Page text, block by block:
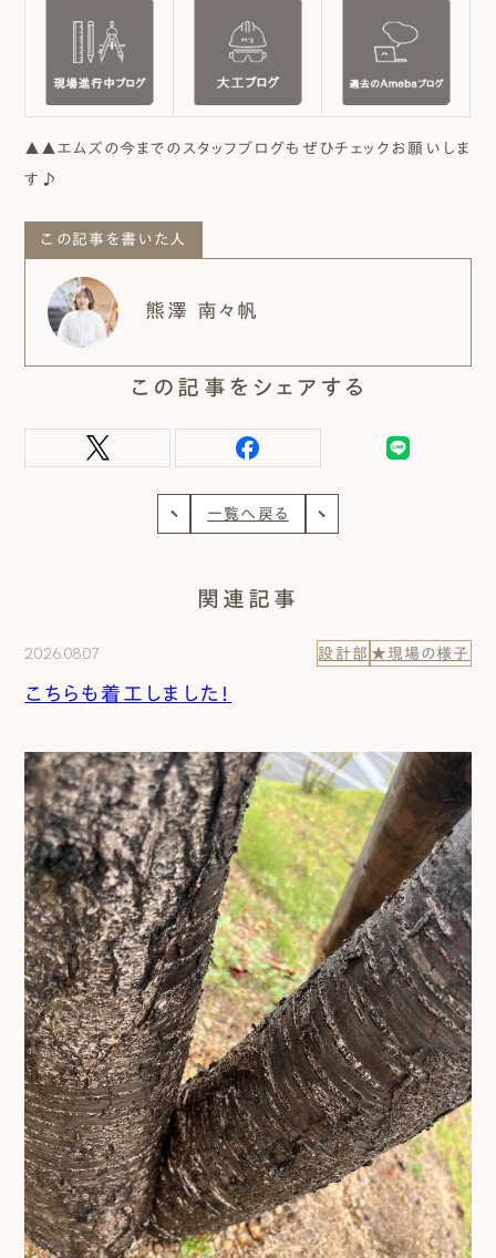
▲▲エムズの今までのスタッフブログもぜひチェックお願いしま
す♪
この記事を書いた人
熊澤 南々帆
この記事をシェアする
一覧へ戻る
関連記事
2026.08.07 設計部 ★現場の様子
こちらも着工しました！